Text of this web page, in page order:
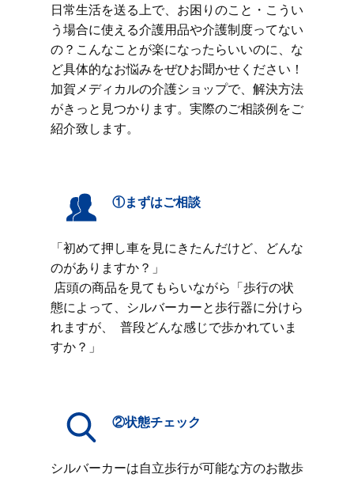
日常生活を送る上で、お困りのこと・こうい
う場合に使える介護用品や介護制度ってない
の？こんなことが楽になったらいいのに、な
ど具体的なお悩みをぜひお聞かせください！
加賀メディカルの介護ショップで、解決方法
がきっと見つかります。実際のご相談例をご
紹介致します。
①まずはご相談
「初めて押し車を見にきたんだけど、どんな
のがありますか？」
店頭の商品を見てもらいながら「歩行の状
態によって、シルバーカーと歩行器に分けら
れますが、 普段どんな感じで歩かれていま
すか？」
②状態チェック
シルバーカーは自立歩行が可能な方のお散歩